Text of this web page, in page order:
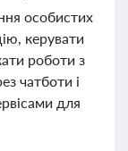
особистих
керувати
роботи з
чатботи і
для